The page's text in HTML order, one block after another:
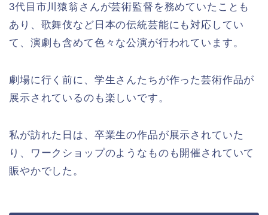
3代目市川猿翁さんが芸術監督を務めていたことも
あり、歌舞伎など日本の伝統芸能にも対応してい
て、演劇も含めて色々な公演が行われています。
劇場に行く前に、学生さんたちが作った芸術作品が
展示されているのも楽しいです。
私が訪れた日は、卒業生の作品が展示されていた
り、ワークショップのようなものも開催されていて
賑やかでした。